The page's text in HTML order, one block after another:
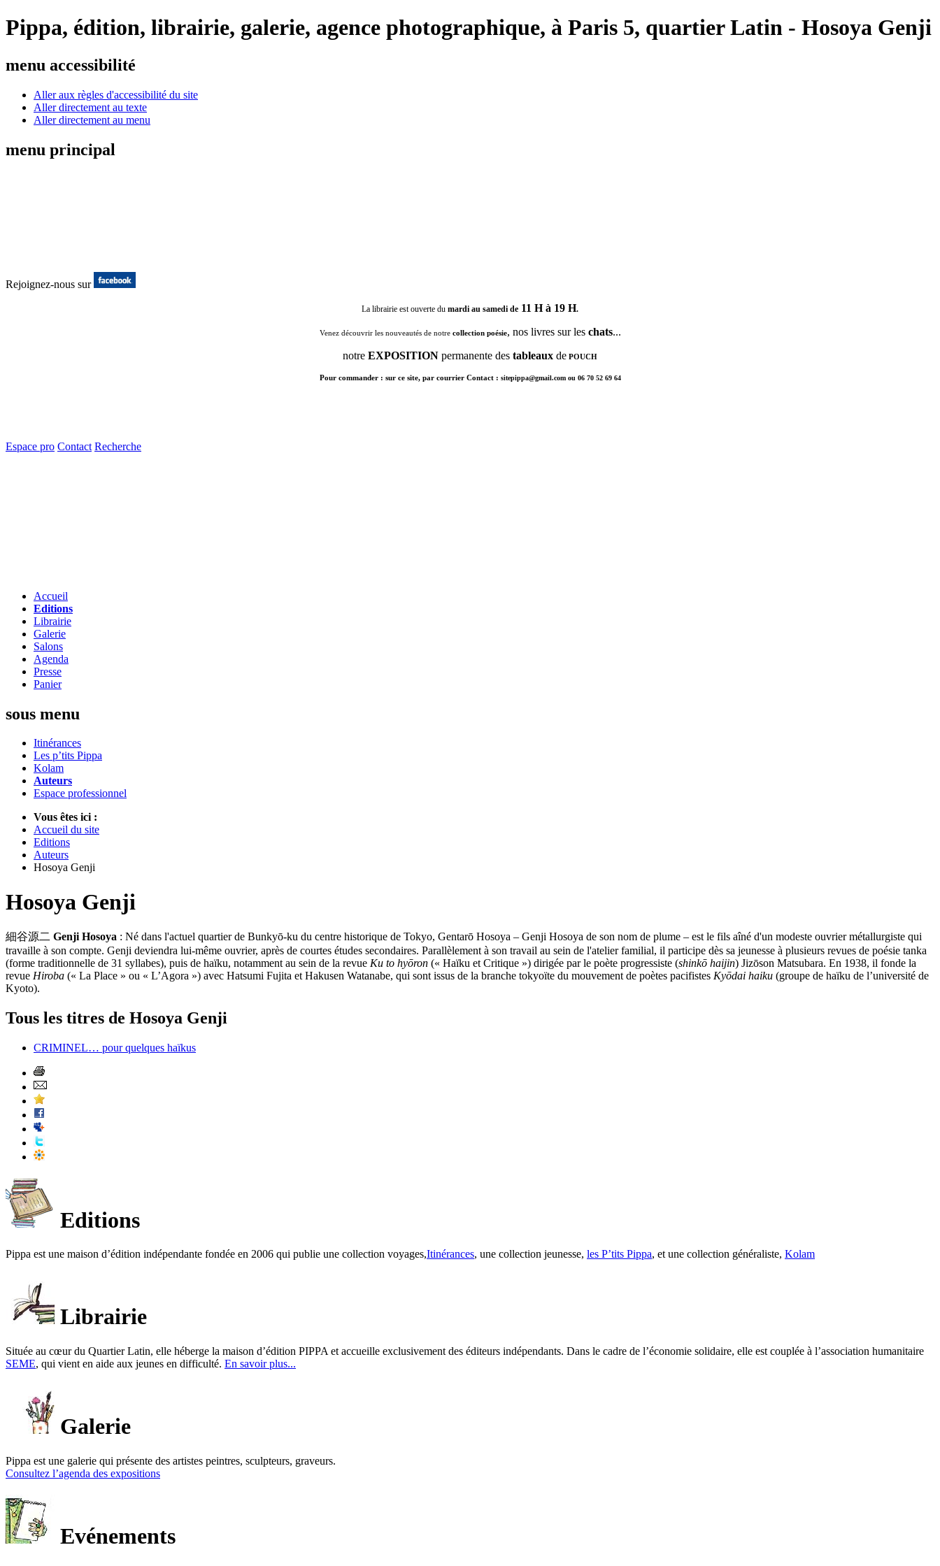
Pippa, édition, librairie, galerie, agence photographique, à Paris 5, quartier Latin - Hosoya Genji
menu accessibilité
Aller aux règles d'accessibilité du site
Aller directement au texte
Aller directement au menu
menu principal
Rejoignez-nous sur
La librairie est ouverte du mardi au samedi de 11 H à 19 H.
Venez découvrir les nouveautés de notrecollection poésie, nos livres sur les chats...
notre EXPOSITION permanente des tableaux de POUCH
Pour commander : sur ce site, par courrier Contact : sitepippa@gmail.com ou 06 70 52 69 64
Espace pro Contact Recherche
Accueil
Editions
Librairie
Galerie
Salons
Agenda
Presse
Panier
sous menu
Itinérances
Les p’tits Pippa
Kolam
Auteurs
Espace professionnel
Vous êtes ici :
Accueil du site
Editions
Auteurs
Hosoya Genji
Hosoya Genji
細谷源二 Genji Hosoya : Né dans l'actuel quartier de Bunkyō-ku du centre historique de Tokyo, Gentarō Hosoya – Genji Hosoya de son nom de plume – est le fils aîné d'un modeste ouvrier métallurgiste qui
travaille à son compte. Genji deviendra lui-même ouvrier, après de courtes études secondaires. Parallèlement à son travail au sein de l'atelier familial, il participe dès sa jeunesse à plusieurs revues de poésie tanka
(forme traditionnelle de 31 syllabes), puis de haïku, notamment au sein de la revue Ku to hyōron (« Haïku et Critique ») dirigée par le poète progressiste (shinkō haijin) Jizōson Matsubara. En 1938, il fonde la
revue Hiroba (« La Place » ou « L’Agora ») avec Hatsumi Fujita et Hakusen Watanabe, qui sont issus de la branche tokyoïte du mouvement de poètes pacifistes Kyōdai haiku (groupe de haïku de l’université de
Kyoto).
Tous les titres de Hosoya Genji
CRIMINEL… pour quelques haïkus
Editions
Pippa est une maison d’édition indépendante fondée en 2006 qui publie une collection voyages,Itinérances, une collection jeunesse, les P’tits Pippa, et une collection généraliste, Kolam
Librairie
Située au cœur du Quartier Latin, elle héberge la maison d’édition PIPPA et accueille exclusivement des éditeurs indépendants. Dans le cadre de l’économie solidaire, elle est couplée à l’association humanitaire
SEME, qui vient en aide aux jeunes en difficulté. En savoir plus...
Galerie
Pippa est une galerie qui présente des artistes peintres, sculpteurs, graveurs.
Consultez l’agenda des expositions
Evénements